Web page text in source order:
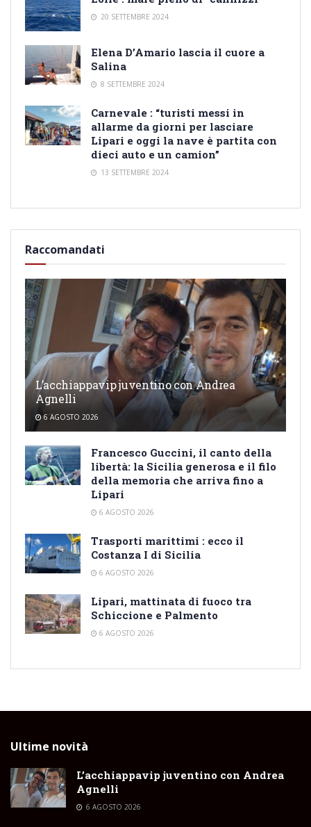
20 SETTEMBRE 2024
Elena D’Amario lascia il cuore a
Salina
8 SETTEMBRE 2024
Carnevale : “turisti messi in
allarme da giorni per lasciare
Lipari e oggi la nave è partita con
dieci auto e un camion”
13 SETTEMBRE 2024
Raccomandati
L’acchiappavip juventino con Andrea
Agnelli
6 AGOSTO 2026
Francesco Guccini, il canto della
libertà: la Sicilia generosa e il filo
della memoria che arriva fino a
Lipari
6 AGOSTO 2026
Trasporti marittimi : ecco il
Costanza I di Sicilia
6 AGOSTO 2026
Lipari, mattinata di fuoco tra
Schiccione e Palmento
6 AGOSTO 2026
Ultime novità
L’acchiappavip juventino con Andrea
Agnelli
6 AGOSTO 2026